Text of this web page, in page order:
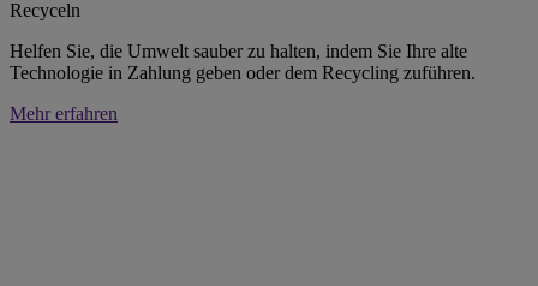
Recyceln
Helfen Sie, die Umwelt sauber zu halten, indem Sie Ihre alte
Technologie in Zahlung geben oder dem Recycling zuführen.
Mehr erfahren